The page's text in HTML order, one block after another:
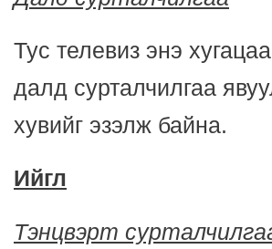
Тус телевиз энэ
далд сурталчилгаа
хувийг эзэлж байна.
Ийгл
Тэнцвэрт